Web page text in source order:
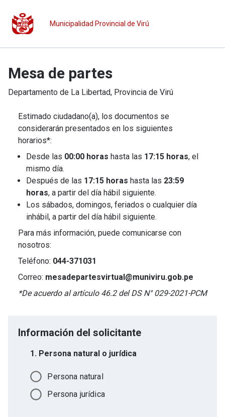
Municipalidad Provincial de Virú
Mesa de partes
Departamento de La Libertad, Provincia de Virú
Estimado ciudadano(a), los documentos se
considerarán presentados en los siguientes
horarios*:
Desde las 00:00 horas hasta las 17:15 horas, el
mismo día.
Después de las 17:15 horas hasta las 23:59
horas, a partir del día hábil siguiente.
Los sábados, domingos, feriados o cualquier día
inhábil, a partir del día hábil siguiente.
Para más información, puede comunicarse con
nosotros:
Teléfono: 044-371031
Correo: mesadepartesvirtual@muniviru.gob.pe
*De acuerdo al artículo 46.2 del DS N° 029-2021-PCM
Información del solicitante
1. Persona natural o jurídica
Persona natural
Persona jurídica